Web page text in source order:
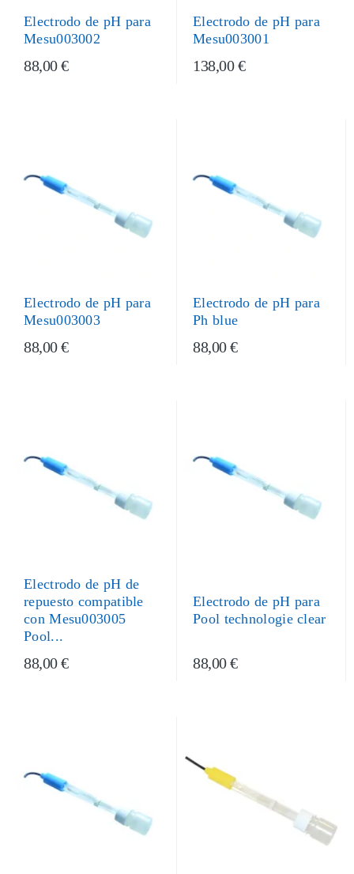
Electrodo de pH para
Mesu003002
88,00 €
Electrodo de pH para
Mesu003001
138,00 €
Electrodo de pH para
Mesu003003
88,00 €
Electrodo de pH para
Ph blue
88,00 €
Electrodo de pH de
repuesto compatible
con Mesu003005
Pool...
88,00 €
Electrodo de pH para
Pool technologie clear
88,00 €